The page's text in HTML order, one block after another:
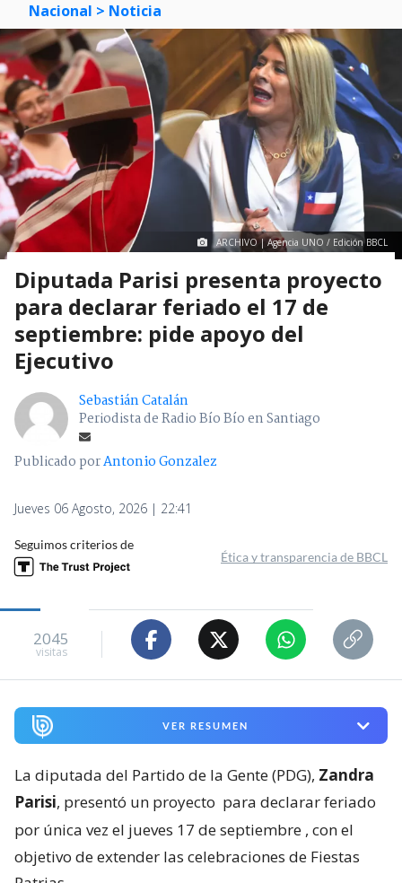
Nacional > Noticia
ARCHIVO | Agencia UNO / Edición BBCL
Diputada Parisi presenta proyecto
para declarar feriado el 17 de
septiembre: pide apoyo del
Ejecutivo
Sebastián Catalán
Periodista de Radio Bío Bío en Santiago
Publicado porAntonio Gonzalez
Jueves 06 Agosto, 2026 | 22:41
Seguimos criterios de
Ética y transparencia de BBCL
2045
visitas
VER RESUMEN
La diputada del Partido de la Gente (PDG), Zandra
Parisi, presentó un proyecto para declarar feriado
por única vez el jueves 17 de septiembre , con el
objetivo de extender las celebraciones de Fiestas